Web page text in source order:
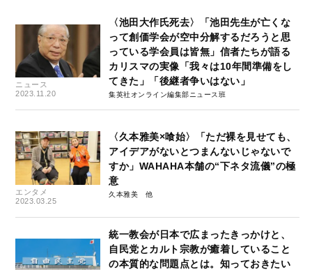
ニュース
2023.11.20
〈池田大作氏死去〉「池田先生が亡くな
って創価学会が空中分解するだろうと思
っている学会員は皆無」信者たちが語る
カリスマの実像「我々は10年間準備をし
てきた」「後継者争いはない」
集英社オンライン編集部ニュース班
エンタメ
2023.03.25
〈久本雅美×喰始〉「ただ裸を見せても、
アイデアがないとつまんないじゃないで
すか」WAHAHA本舗の“下ネタ流儀”の極
意
久本雅美
統一教会が日本で広まったきっかけと、
自民党とカルト宗教が癒着していること
の本質的な問題点とは。知っておきたい